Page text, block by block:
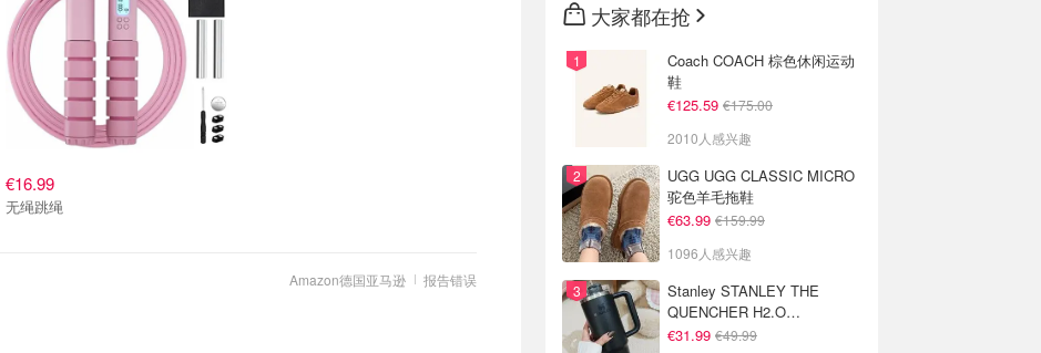
€16.99
无绳跳绳
报告错误
Amazon德国亚马逊
大家都在抢
Coach COACH 棕色休闲运动
鞋
€125.59 €175.00
2010人感兴趣
UGG UGG CLASSIC MICRO
驼色羊毛拖鞋
€63.99 €159.99
1096人感兴趣
Stanley STANLEY THE
QUENCHER H2.O
FLOWSTATE 保温杯 1.18L 黑
€31.99 €49.99